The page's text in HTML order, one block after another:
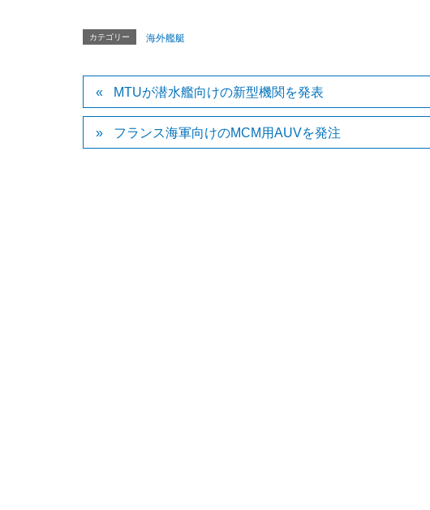
カテゴリー 海外艦艇
MTUが潜水艦向けの新型機関を発表
フランス海軍向けのMCM用AUVを発注